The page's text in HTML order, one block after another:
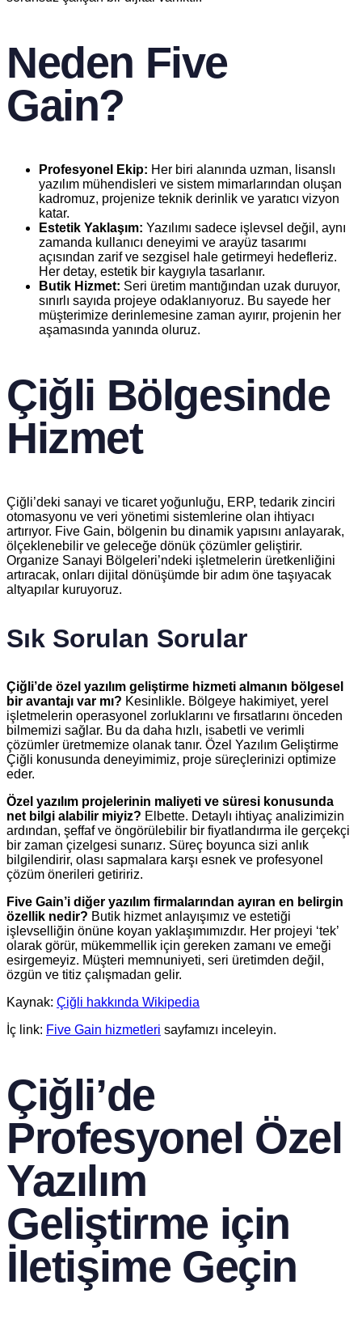
Neden Five
Gain?
Profesyonel Ekip: Her biri alanında uzman, lisanslı
yazılım mühendisleri ve sistem mimarlarından oluşan
kadromuz, projenize teknik derinlik ve yaratıcı vizyon
katar.
Estetik Yaklaşım: Yazılımı sadece işlevsel değil, aynı
zamanda kullanıcı deneyimi ve arayüz tasarımı
açısından zarif ve sezgisel hale getirmeyi hedefleriz.
Her detay, estetik bir kaygıyla tasarlanır.
Butik Hizmet: Seri üretim mantığından uzak duruyor,
sınırlı sayıda projeye odaklanıyoruz. Bu sayede her
müşterimize derinlemesine zaman ayırır, projenin her
aşamasında yanında oluruz.
Çiğli Bölgesinde
Hizmet
Çiğli’deki sanayi ve ticaret yoğunluğu, ERP, tedarik zinciri
otomasyonu ve veri yönetimi sistemlerine olan ihtiyacı
artırıyor. Five Gain, bölgenin bu dinamik yapısını anlayarak,
ölçeklenebilir ve geleceğe dönük çözümler geliştirir.
Organize Sanayi Bölgeleri’ndeki işletmelerin üretkenliğini
artıracak, onları dijital dönüşümde bir adım öne taşıyacak
altyapılar kuruyoruz.
Sık Sorulan Sorular
Çiğli’de özel yazılım geliştirme hizmeti almanın bölgesel
bir avantajı var mı? Kesinlikle. Bölgeye hakimiyet, yerel
işletmelerin operasyonel zorluklarını ve fırsatlarını önceden
bilmemizi sağlar. Bu da daha hızlı, isabetli ve verimli
çözümler üretmemize olanak tanır. Özel Yazılım Geliştirme
Çiğli konusunda deneyimimiz, proje süreçlerinizi optimize
eder.
Özel yazılım projelerinin maliyeti ve süresi konusunda
net bilgi alabilir miyiz? Elbette. Detaylı ihtiyaç analizimizin
ardından, şeffaf ve öngörülebilir bir fiyatlandırma ile gerçekçi
bir zaman çizelgesi sunarız. Süreç boyunca sizi anlık
bilgilendirir, olası sapmalara karşı esnek ve profesyonel
çözüm önerileri getiririz.
Five Gain’i diğer yazılım firmalarından ayıran en belirgin
özellik nedir? Butik hizmet anlayışımız ve estetiği
işlevselliğin önüne koyan yaklaşımımızdır. Her projeyi ‘tek’
olarak görür, mükemmellik için gereken zamanı ve emeği
esirgemeyiz. Müşteri memnuniyeti, seri üretimden değil,
özgün ve titiz çalışmadan gelir.
Kaynak: Çiğli hakkında Wikipedia
İç link: Five Gain hizmetleri sayfamızı inceleyin.
Çiğli’de
Profesyonel Özel
Yazılım
Geliştirme için
İletişime Geçin